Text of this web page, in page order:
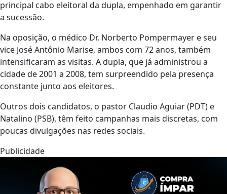
principal cabo eleitoral da dupla, empenhado em garantir
a sucessão.
Na oposição, o médico Dr. Norberto Pompermayer e seu
vice José Antônio Marise, ambos com 72 anos, também
intensificaram as visitas. A dupla, que já administrou a
cidade de 2001 a 2008, tem surpreendido pela presença
constante junto aos eleitores.
Outros dois candidatos, o pastor Claudio Aguiar (PDT) e
Natalino (PSB), têm feito campanhas mais discretas, com
poucas divulgações nas redes sociais.
Publicidade